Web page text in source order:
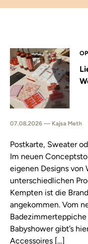
07.08.2026 — Kajsa Meth
Postkarte, Sweater
Im neuen
eigenen Designs von
unterschiedlichen
Kempten ist die
angekommen. Vom
Babyshower gibt’s
Accessoires […]